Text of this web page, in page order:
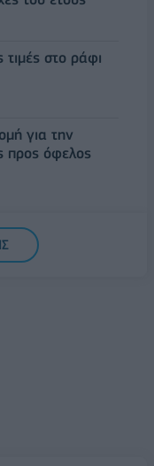
τιμές στο ράφι
για την
προς όφελος
«προίκα» 2 δισ.
5 δισ. σε